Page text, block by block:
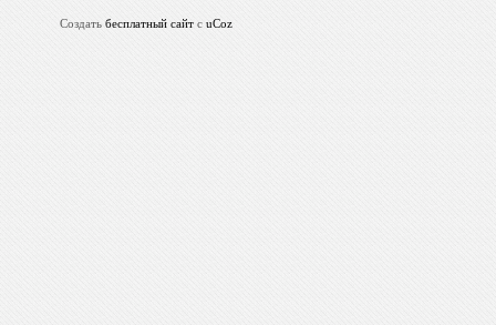
Создать бесплатный сайт с uCoz